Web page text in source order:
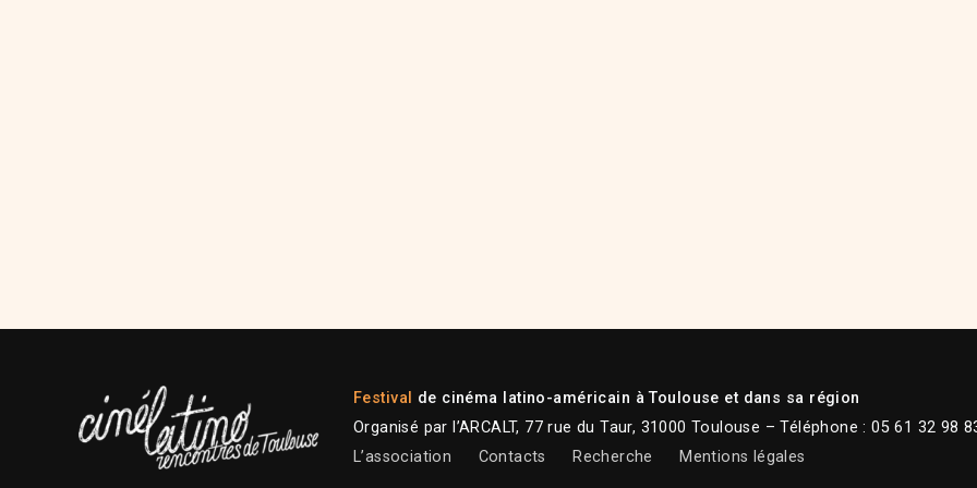
Festival de cinéma latino-américain à Toulouse et dans sa région
Organisé par l’ARCALT, 77 rue du Taur, 31000 Toulouse – Téléphone : 05 61 32 98
L’association
Contacts Recherche Mentions légales